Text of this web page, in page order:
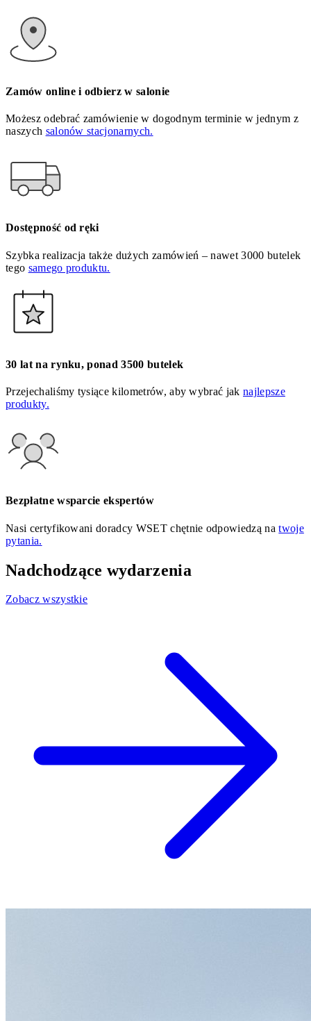
Zamów online i odbierz w salonie
Możesz odebrać zamówienie w dogodnym terminie w jednym z
naszych salonów stacjonarnych.
Dostępność od ręki
Szybka realizacja także dużych zamówień – nawet 3000 butelek
tego samego produktu.
30 lat na rynku, ponad 3500 butelek
Przejechaliśmy tysiące kilometrów, aby wybrać jaknajlepsze
produkty.
Bezpłatne wsparcie ekspertów
Nasi certyfikowani doradcy WSET chętnie odpowiedzą natwoje
pytania.
Nadchodzące wydarzenia
Zobacz wszystkie